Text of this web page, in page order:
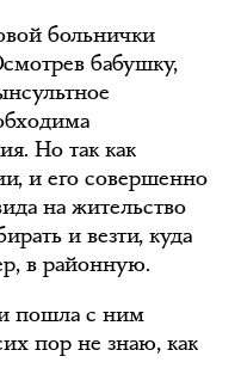
больнички
бабушку,
Но так как
и его совершенно
на жительство
и везти, куда
в районную.
и пошла с ним
пор не знаю, как